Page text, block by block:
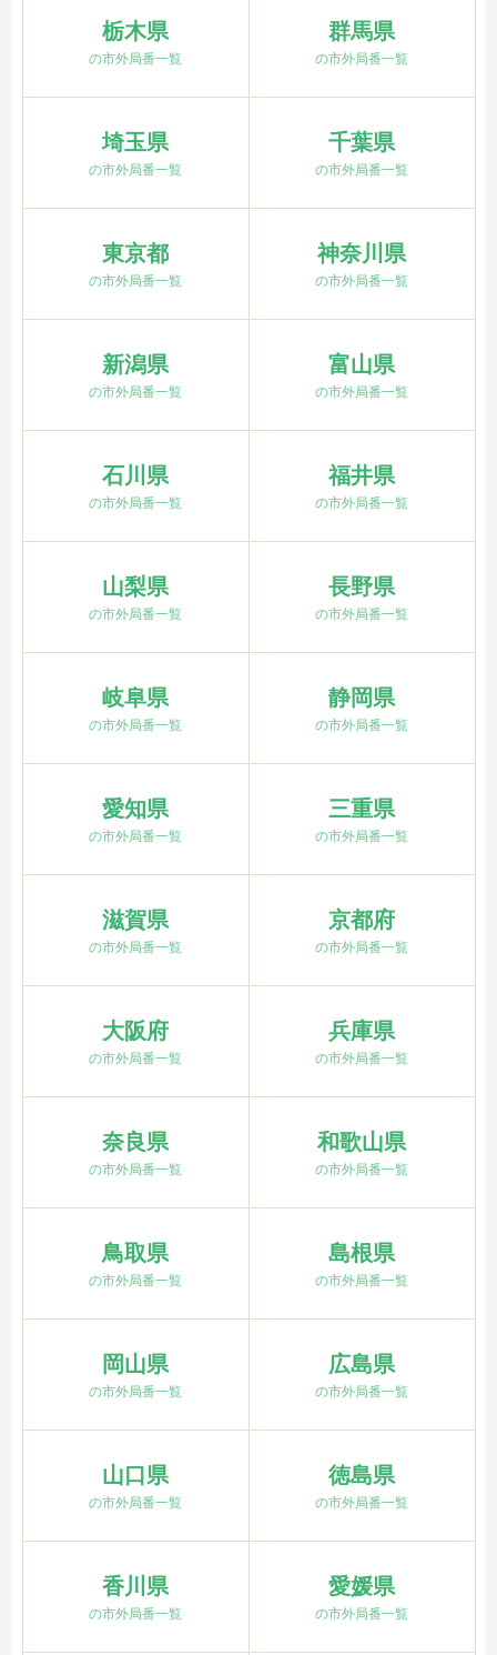
栃木県
の市外局番一覧
群馬県
の市外局番一覧
埼玉県
の市外局番一覧
千葉県
の市外局番一覧
東京都
の市外局番一覧
神奈川県
の市外局番一覧
新潟県
の市外局番一覧
富山県
の市外局番一覧
石川県
の市外局番一覧
福井県
の市外局番一覧
山梨県
の市外局番一覧
長野県
の市外局番一覧
岐阜県
の市外局番一覧
静岡県
の市外局番一覧
愛知県
の市外局番一覧
三重県
の市外局番一覧
滋賀県
の市外局番一覧
京都府
の市外局番一覧
大阪府
の市外局番一覧
兵庫県
の市外局番一覧
奈良県
の市外局番一覧
和歌山県
の市外局番一覧
鳥取県
の市外局番一覧
島根県
の市外局番一覧
岡山県
の市外局番一覧
広島県
の市外局番一覧
山口県
の市外局番一覧
徳島県
の市外局番一覧
香川県
の市外局番一覧
愛媛県
の市外局番一覧